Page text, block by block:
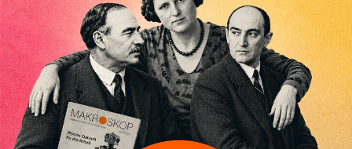
Inhaltsverzeichnis
Wie geht es mit der Globalisierung weiter? Das
Narrativ, das dem Weltwirtschaftssystem
zugrunde liegt, wandelt sich. Seit Ende des
Zweiten Weltkriegs beruht die liberale
internationale Ordnung auf freiem Waren-,
Kapital- und Finanzverkehr – doch diese Struktur
erweist sich zunehmend als anachronistisch.
Dani